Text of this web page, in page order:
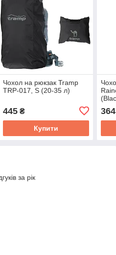
Чохол на рюкзак Tramp
TRP-017, S (20-35 л)
445₴
Купити
364
за рік